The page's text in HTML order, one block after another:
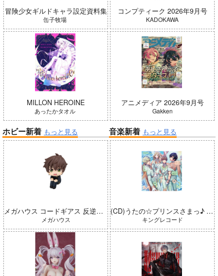
黄泉のツガイ
Summer Challenger/水瀬いの
り
冒険少女ギルドキャラ設定資料集
缶子牧場
MILLON HEROINE
あったかタオル
コンプティーク 2026年9月号
KADOKAWA
アニメディア 2026年9月号
Gakken
ホビー新着 もっと見る
メガハウス コードギアス 反逆のルルーシュ るかっぷ 枢木スザク 完成品
メガハウス
音楽新着 もっと見る
(CD)うたの☆プリンスさまっ♪ LIVE EMOTION 2nd Anniversary CD トキヤ・カミュ・瑛二・大和
キングレコード